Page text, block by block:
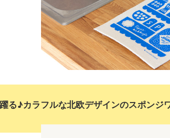
る♪カラフルな北欧デザインのスポンジ